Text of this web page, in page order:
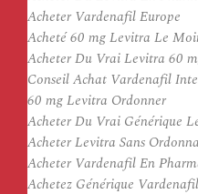
Acheter Vardenafil Europe
Acheté 60 mg Levitra Le
Acheter Du Vrai Levitra 60
Conseil Achat Vardenafil
60 mg Levitra Ordonner
Acheter Du Vrai Générique
Acheter Levitra Sans
Acheter Vardenafil En
Achetez Générique